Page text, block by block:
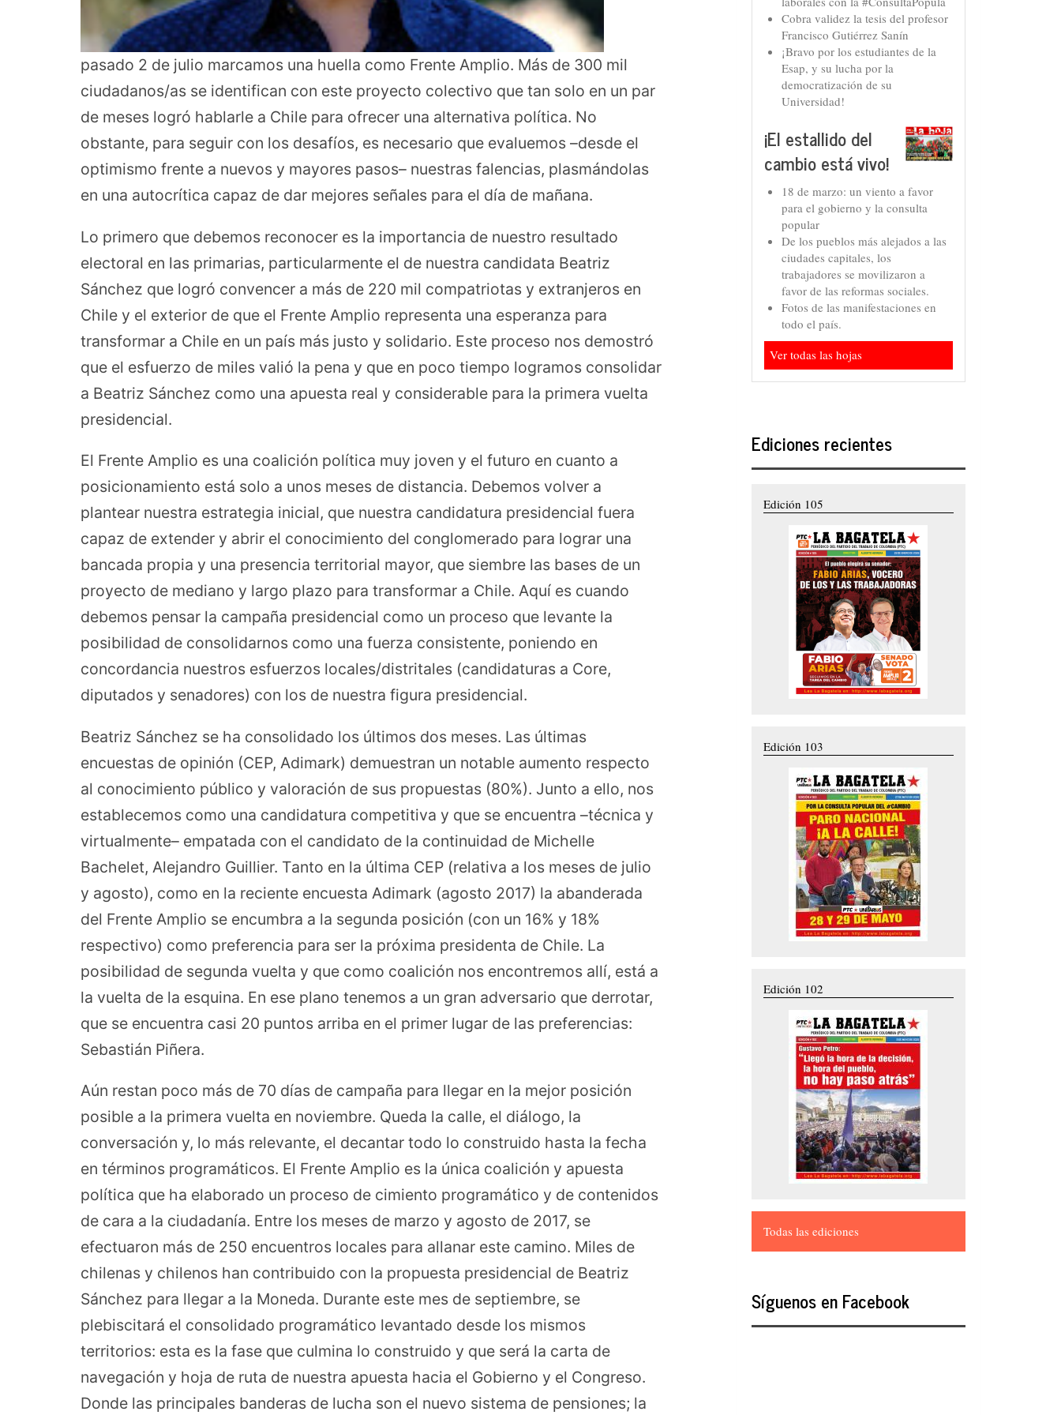
pasado 2 de julio marcamos una huella como Frente Amplio. Más de 300 mil
ciudadanos/as se identifican con este proyecto colectivo que tan solo en un par
de meses logró hablarle a Chile para ofrecer una alternativa política. No
obstante, para seguir con los desafíos, es necesario que evaluemos –desde el
optimismo frente a nuevos y mayores pasos– nuestras falencias, plasmándolas
en una autocrítica capaz de dar mejores señales para el día de mañana.
Lo primero que debemos reconocer es la importancia de nuestro resultado
electoral en las primarias, particularmente el de nuestra candidata Beatriz
Sánchez que logró convencer a más de 220 mil compatriotas y extranjeros en
Chile y el exterior de que el Frente Amplio representa una esperanza para
transformar a Chile en un país más justo y solidario. Este proceso nos demostró
que el esfuerzo de miles valió la pena y que en poco tiempo logramos consolidar
a Beatriz Sánchez como una apuesta real y considerable para la primera vuelta
presidencial.
El Frente Amplio es una coalición política muy joven y el futuro en cuanto a
posicionamiento está solo a unos meses de distancia. Debemos volver a
plantear nuestra estrategia inicial, que nuestra candidatura presidencial fuera
capaz de extender y abrir el conocimiento del conglomerado para lograr una
bancada propia y una presencia territorial mayor, que siembre las bases de un
proyecto de mediano y largo plazo para transformar a Chile. Aquí es cuando
debemos pensar la campaña presidencial como un proceso que levante la
posibilidad de consolidarnos como una fuerza consistente, poniendo en
concordancia nuestros esfuerzos locales/distritales (candidaturas a Core,
diputados y senadores) con los de nuestra figura presidencial.
Beatriz Sánchez se ha consolidado los últimos dos meses. Las últimas
encuestas de opinión (CEP, Adimark) demuestran un notable aumento respecto
al conocimiento público y valoración de sus propuestas (80%). Junto a ello, nos
establecemos como una candidatura competitiva y que se encuentra –técnica y
virtualmente– empatada con el candidato de la continuidad de Michelle
Bachelet, Alejandro Guillier. Tanto en la última CEP (relativa a los meses de julio
y agosto), como en la reciente encuesta Adimark (agosto 2017) la abanderada
del Frente Amplio se encumbra a la segunda posición (con un 16% y 18%
respectivo) como preferencia para ser la próxima presidenta de Chile. La
posibilidad de segunda vuelta y que como coalición nos encontremos allí, está a
la vuelta de la esquina. En ese plano tenemos a un gran adversario que derrotar,
que se encuentra casi 20 puntos arriba en el primer lugar de las preferencias:
Sebastián Piñera.
Aún restan poco más de 70 días de campaña para llegar en la mejor posición
posible a la primera vuelta en noviembre. Queda la calle, el diálogo, la
conversación y, lo más relevante, el decantar todo lo construido hasta la fecha
en términos programáticos. El Frente Amplio es la única coalición y apuesta
política que ha elaborado un proceso de cimiento programático y de contenidos
de cara a la ciudadanía. Entre los meses de marzo y agosto de 2017, se
efectuaron más de 250 encuentros locales para allanar este camino. Miles de
chilenas y chilenos han contribuido con la propuesta presidencial de Beatriz
Sánchez para llegar a la Moneda. Durante este mes de septiembre, se
plebiscitará el consolidado programático levantado desde los mismos
territorios: esta es la fase que culmina lo construido y que será la carta de
navegación y hoja de ruta de nuestra apuesta hacia el Gobierno y el Congreso.
Donde las principales banderas de lucha son el nuevo sistema de pensiones; la
Cobra validez la tesis del profesor
Francisco Gutiérrez Sanín
¡Bravo por los estudiantes de la
Esap, y su lucha por la
democratización de su
Universidad!
¡El estallido del
cambio está vivo!
18 de marzo: un viento a favor
para el gobierno y la consulta
popular
De los pueblos más alejados a las
ciudades capitales, los
trabajadores se movilizaron a
favor de las reformas sociales.
Fotos de las manifestaciones en
todo el país.
Ver todas las hojas
Ediciones recientes
Edición 105
Edición 103
Edición 102
Todas las ediciones
Síguenos en Facebook